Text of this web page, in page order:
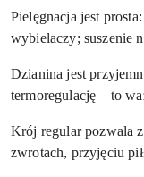
Pielęgnacja jest
wybielaczy; suszenie
Dzianina jest
termoregulację – to
Krój regular pozwala
zwrotach, przyjęciu